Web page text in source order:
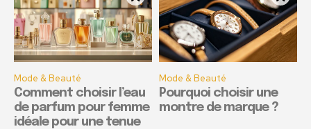
Mode & Beauté
Comment choisir l’eau
de parfum pour femme
idéale pour une tenue
Mode & Beauté
Pourquoi choisir une
montre de marque ?